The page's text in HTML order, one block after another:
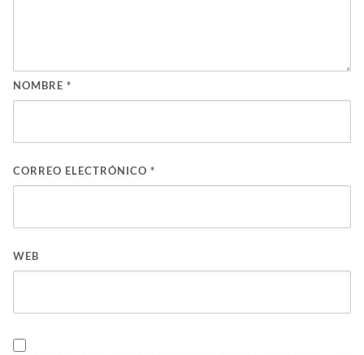
NOMBRE *
CORREO ELECTRÓNICO *
WEB